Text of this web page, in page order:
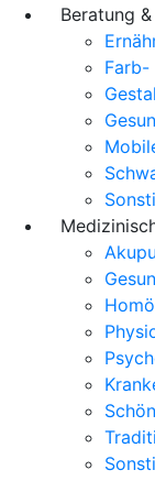
Beratung
Farb-